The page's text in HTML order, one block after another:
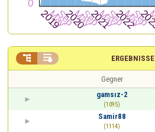
ERGEBNISSE
 
Gegner
gamsız-2
(1095)
Samir88
(1114)